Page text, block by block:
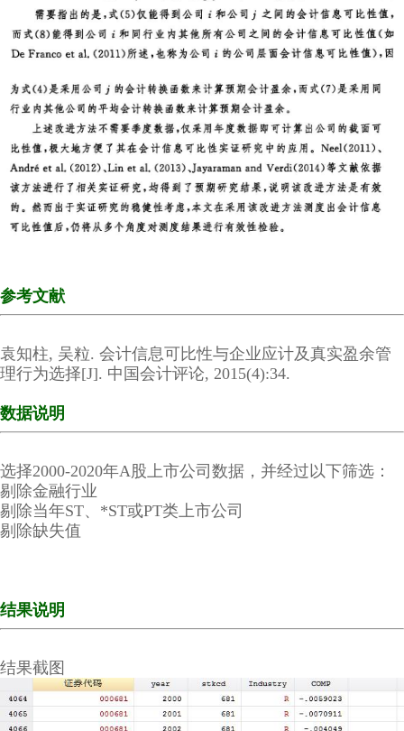
参考文献
袁知柱, 吴粒. 会计信息可比性与企业应计及真实盈余管
理行为选择[J]. 中国会计评论, 2015(4):34.
数据说明
选择2000-2020年A股上市公司数据，并经过以下筛选：
剔除金融行业
剔除当年ST、*ST或PT类上市公司
剔除缺失值
结果说明
结果截图